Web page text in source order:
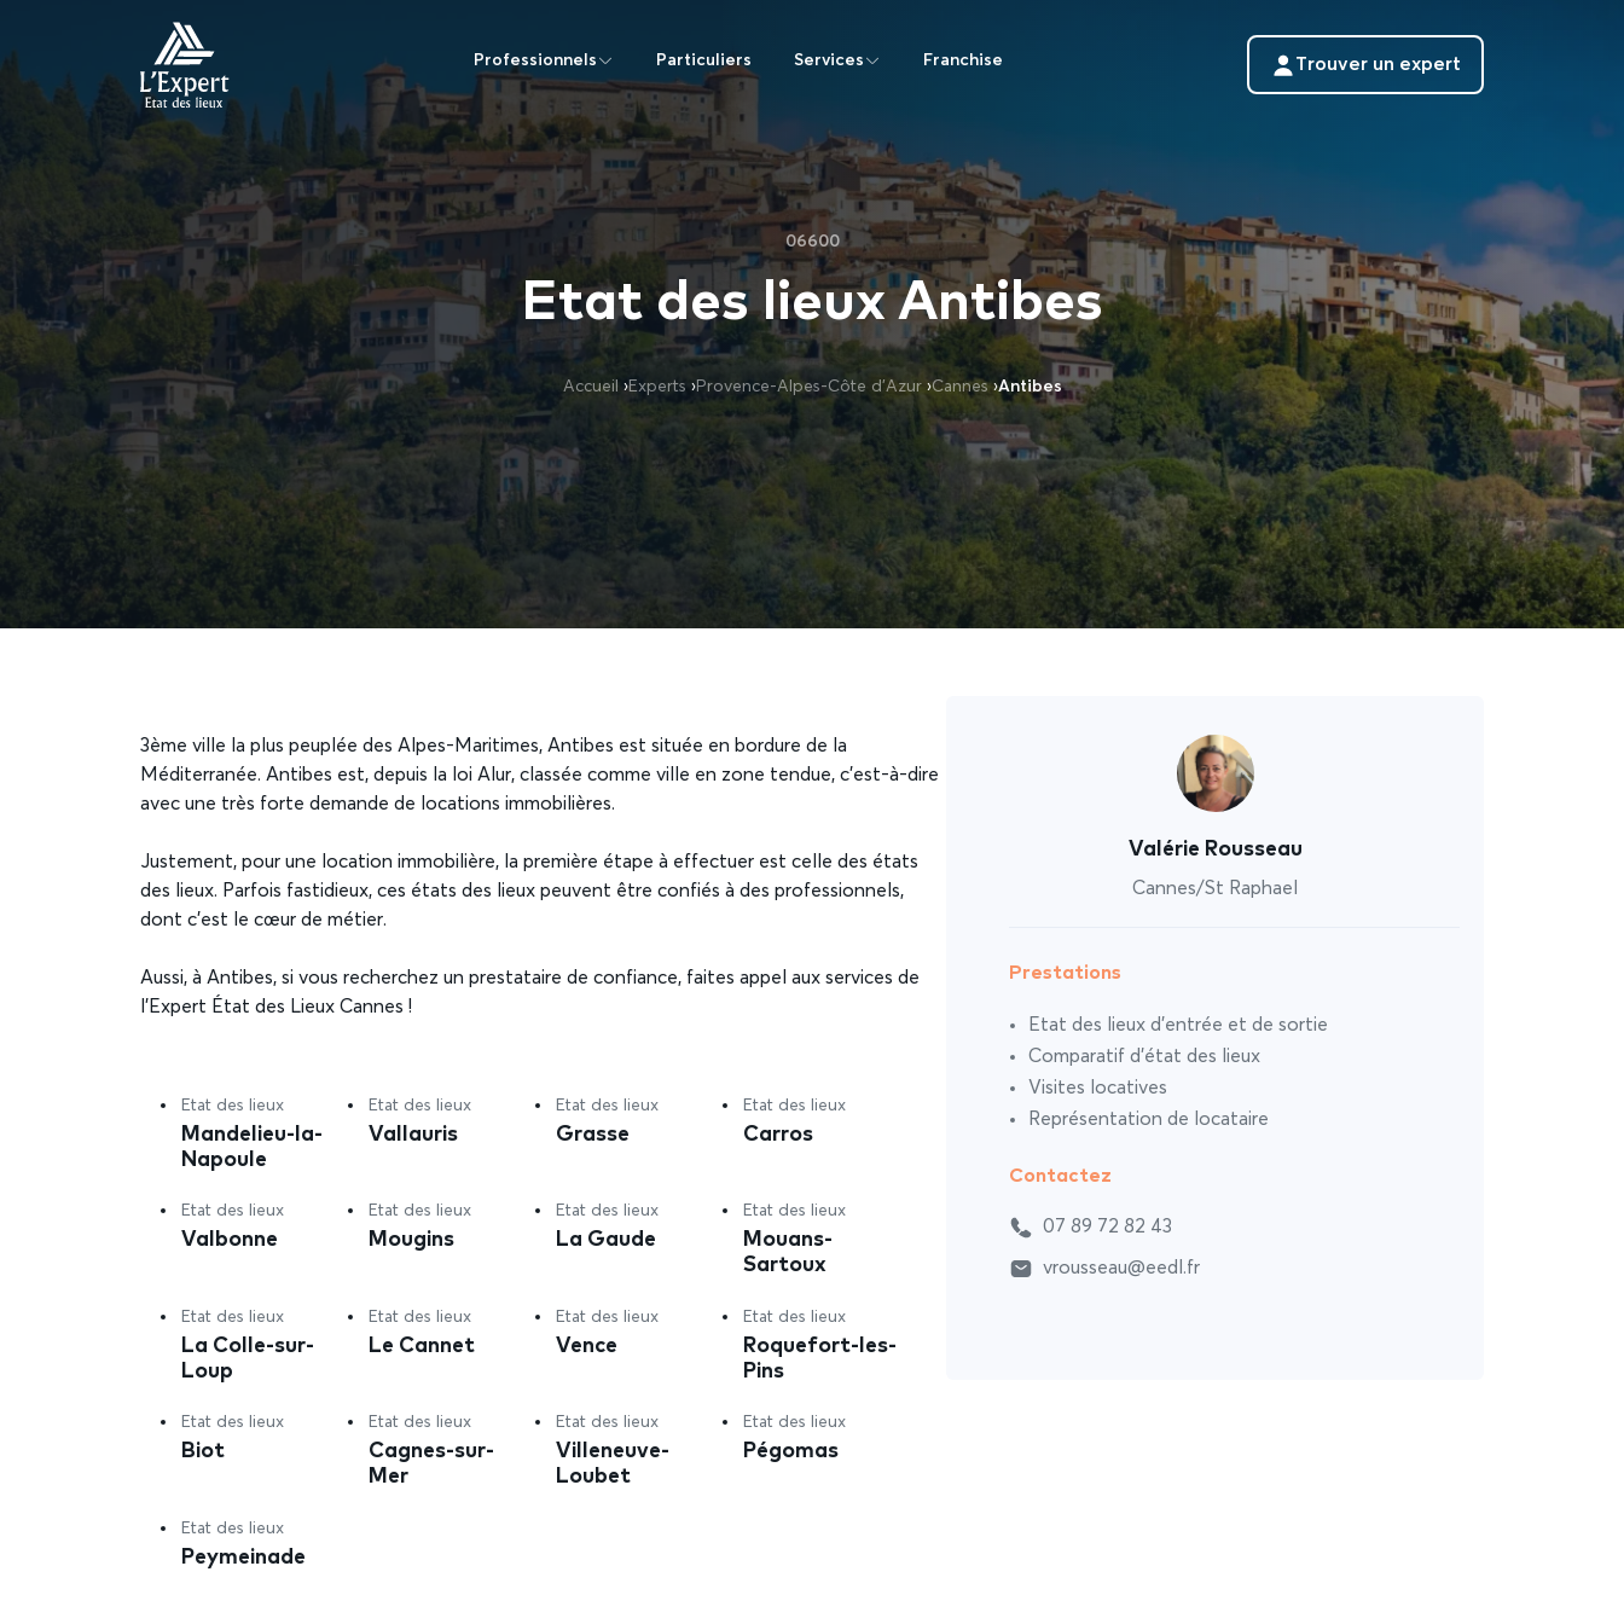
Professionnels Particuliers Services Franchise Trouver un expert
06600
Etat des lieux Antibes
Accueil ›Experts ›Provence-Alpes-Côte d’Azur ›Cannes ›Antibes
3ème ville la plus peuplée des Alpes-Maritimes, Antibes est située en bordure de la
Méditerranée. Antibes est, depuis la loi Alur, classée comme ville en zone tendue, c’est-à-dire
avec une très forte demande de locations immobilières.
Justement, pour une location immobilière, la première étape à effectuer est celle des états
des lieux. Parfois fastidieux, ces états des lieux peuvent être confiés à des professionnels,
dont c’est le cœur de métier.
Aussi, à Antibes, si vous recherchez un prestataire de confiance, faites appel aux services de
l’Expert État des Lieux Cannes !
Etat des lieux
Mandelieu-la-
Napoule
Etat des lieux
Vallauris
Etat des lieux
Grasse
Etat des lieux
Carros
Etat des lieux
Valbonne
Etat des lieux
Mougins
Etat des lieux
La Gaude
Etat des lieux
Mouans-
Sartoux
Etat des lieux
La Colle-sur-
Loup
Etat des lieux
Le Cannet
Etat des lieux
Vence
Etat des lieux
Roquefort-les-
Pins
Etat des lieux
Biot
Etat des lieux
Cagnes-sur-
Mer
Etat des lieux
Villeneuve-
Loubet
Etat des lieux
Pégomas
Etat des lieux
Peymeinade
Valérie Rousseau
Cannes/St Raphael
Prestations
Etat des lieux d’entrée et de sortie
Comparatif d’état des lieux
Visites locatives
Représentation de locataire
Contactez
07 89 72 82 43
vrousseau@eedl.fr